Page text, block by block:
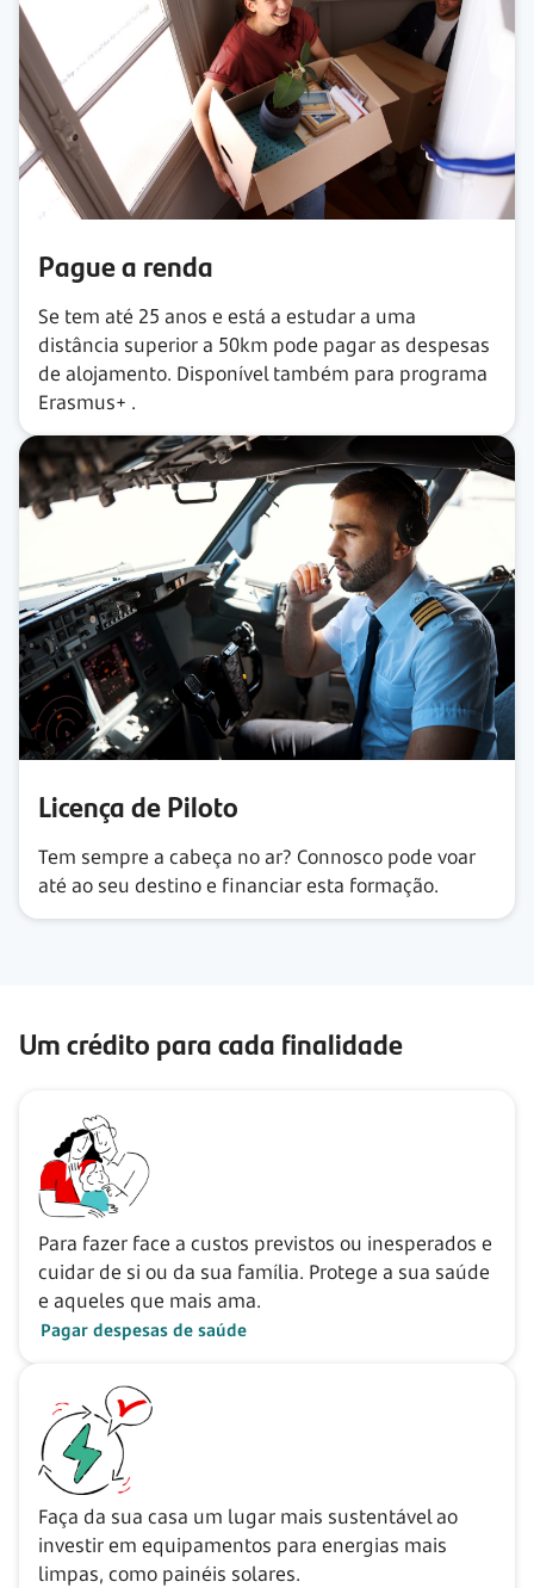
Pague a renda
Se tem até 25 anos e está a estudar a uma
distância superior a 50km pode pagar as despesas
de alojamento. Disponível também para programa
Erasmus+ .
Licença de Piloto
Tem sempre a cabeça no ar? Connosco pode voar
até ao seu destino e financiar esta formação.
Um crédito para cada finalidade
Para fazer face a custos previstos ou inesperados e
cuidar de si ou da sua família. Protege a sua saúde
e aqueles que mais ama.
Pagar despesas de saúde
Faça da sua casa um lugar mais sustentável ao
investir em equipamentos para energias mais
limpas, como painéis solares.